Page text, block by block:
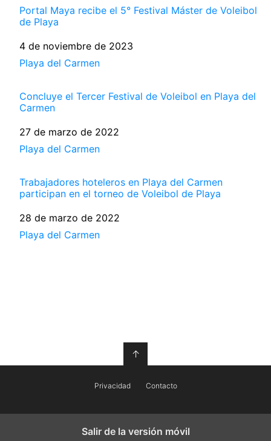
Portal Maya recibe el 5° Festival Máster de Voleibol
de Playa
Fecha
4 de noviembre de 2023
Respecto a
Playa del Carmen
Concluye el Tercer Festival de Voleibol en Playa del
Carmen
Fecha
27 de marzo de 2022
Respecto a
Playa del Carmen
Trabajadores hoteleros en Playa del Carmen
participan en el torneo de Voleibol de Playa
Fecha
28 de marzo de 2022
Respecto a
Playa del Carmen
↑
Privacidad Contacto
Salir de la versión móvil